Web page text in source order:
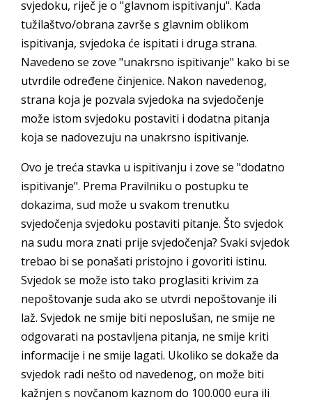
svjedoku, riječ je o "glavnom ispitivanju". Kada
tužilaštvo/obrana završe s glavnim oblikom
ispitivanja, svjedoka će ispitati i druga strana.
Navedeno se zove "unakrsno ispitivanje" kako bi se
utvrdile određene činjenice. Nakon navedenog,
strana koja je pozvala svjedoka na svjedočenje
može istom svjedoku postaviti i dodatna pitanja
koja se nadovezuju na unakrsno ispitivanje.
Ovo je treća stavka u ispitivanju i zove se "dodatno
ispitivanje". Prema Pravilniku o postupku te
dokazima, sud može u svakom trenutku
svjedočenja svjedoku postaviti pitanje. Što svjedok
na sudu mora znati prije svjedočenja? Svaki svjedok
trebao bi se ponašati pristojno i govoriti istinu.
Svjedok se može isto tako proglasiti krivim za
nepoštovanje suda ako se utvrdi nepoštovanje ili
laž. Svjedok ne smije biti neposlušan, ne smije ne
odgovarati na postavljena pitanja, ne smije kriti
informacije i ne smije lagati. Ukoliko se dokaže da
svjedok radi nešto od navedenog, on može biti
kažnjen s novčanom kaznom do 100.000 eura ili